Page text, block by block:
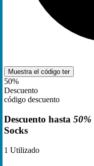
Muestra el código ter
50%
Descuento
código descuento
Descuento hasta 50%
Socks
1 Utilizado